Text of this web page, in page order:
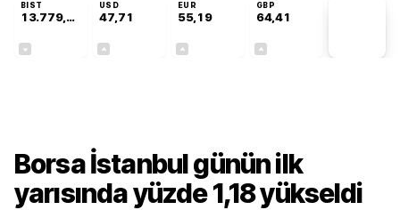
BIST
13.779,39
USD
47,71
EUR
55,19
GBP
64,41
Borsa İstanbul günün ilk
yarısında yüzde 1,18 yükseldi